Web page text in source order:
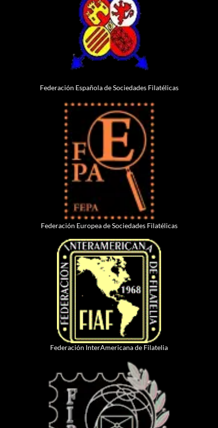
Federación Española de Sociedades Filatélicas
Federación Europea de Sociedades Filatélicas
Federación InterAmericana de Filatelia